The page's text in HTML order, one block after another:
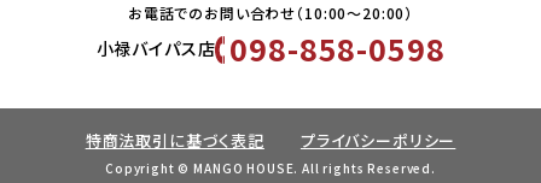
お電話でのお問い合わせ（10:00〜20:00）
小禄バイパス店 098-858-0598
特商法取引に基づく表記 プライバシーポリシー
Copyright © MANGO HOUSE. All rights Reserved.